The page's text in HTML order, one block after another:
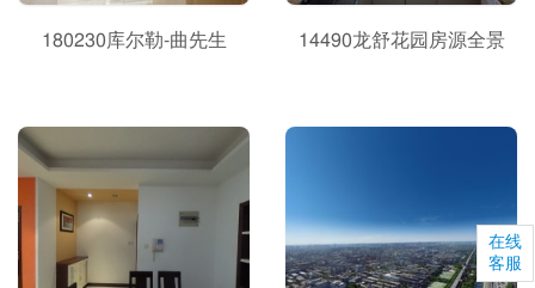
180230库尔勒-曲先生 14490龙舒花园房源全景
在线
客服